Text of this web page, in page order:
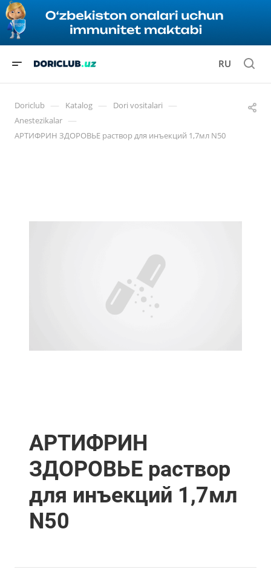
RU
Doriclub — Katalog — Dori vositalari —
Anestezikalar —
АРТИФРИН ЗДОРОВЬЕ раствор для инъекций 1,7мл N50
АРТИФРИН
ЗДОРОВЬЕ раствор
для инъекций 1,7мл
N50